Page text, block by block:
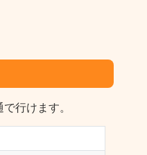
行けます。